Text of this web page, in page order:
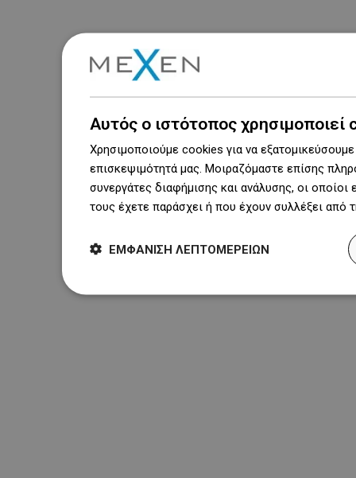
Αυτός ο ιστότοπος χρησιμοποιεί
Χρησιμοποιούμε cookies για να
επισκεψιμότητά μας. Μοιραζόμαστε επίσης
συνεργάτες διαφήμισης και ανάλυσης, οι
τους έχετε παράσχει ή που έχουν συλλέξει
ΕΜΦΆΝΙΣΗ ΛΕΠΤΟΜΕΡΕΙΏΝ